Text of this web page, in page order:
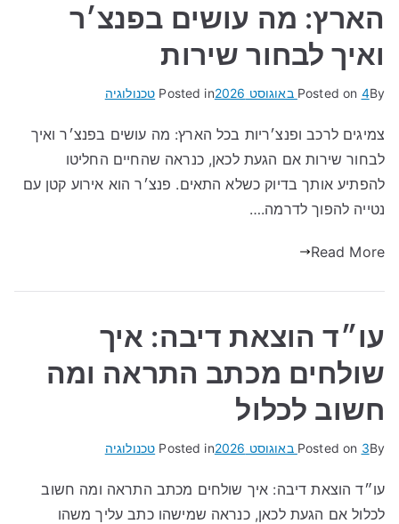
הארץ: מה עושים בפנצ׳ר
ואיך לבחור שירות
By
Posted on 4 באוגוסט 2026 Posted in טכנולוגיה
צמיגים לרכב ופנצ׳ריות בכל הארץ: מה עושים בפנצ׳ר ואיך
לבחור שירות אם הגעת לכאן, כנראה שהחיים החליטו
להפתיע אותך בדיוק כשלא התאים. פנצ׳ר הוא אירוע קטן עם
נטייה להפוך לדרמה.…
Read More
עו״ד הוצאת דיבה: איך
שולחים מכתב התראה ומה
חשוב לכלול
By
Posted on 3 באוגוסט 2026 Posted in טכנולוגיה
עו״ד הוצאת דיבה: איך שולחים מכתב התראה ומה חשוב
לכלול אם הגעת לכאן, כנראה שמישהו כתב עליך משהו